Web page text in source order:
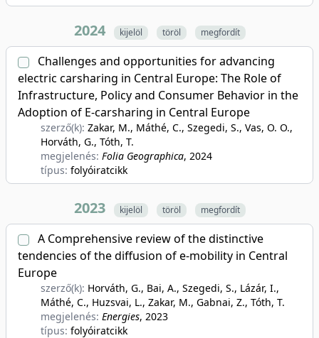
2024 kijelöl töröl megfordít
Challenges and opportunities for advancing
electric carsharing in Central Europe: The Role of
Infrastructure, Policy and Consumer Behavior in the
Adoption of E-carsharing in Central Europe
szerző(k): Zakar, M., Máthé, C., Szegedi, S., Vas, O. O.,
Horváth, G., Tóth, T.
megjelenés: Folia Geographica, 2024
típus: folyóiratcikk
2023 kijelöl töröl megfordít
A Comprehensive review of the distinctive
tendencies of the diffusion of e-mobility in Central
Europe
szerző(k): Horváth, G., Bai, A., Szegedi, S., Lázár, I.,
Máthé, C., Huzsvai, L., Zakar, M., Gabnai, Z., Tóth, T.
megjelenés: Energies, 2023
típus: folyóiratcikk